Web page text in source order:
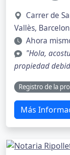
Carrer de
Vallès,
Ahora
"Hola,
propiedad
Registro de la
Más